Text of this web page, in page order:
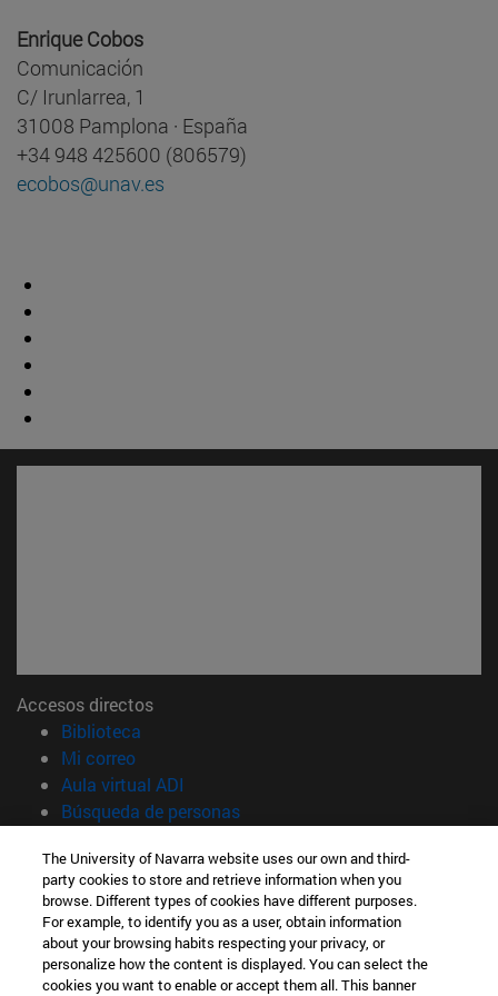
Enrique Cobos
Comunicación
C/ Irunlarrea, 1
31008 Pamplona · España
+34 948 425600 (806579)
ecobos@unav.es
Accesos directos
Biblioteca
Mi correo(abre en nueva ventana)
Aula virtual ADI
Búsqueda de personas(abre en nueva ventana)
Información
TFNO +34 948 42 56 00
¿QUÉ GRADO TE INTERESA?
¿QUÉ MÁSTER TE INTERESA?
© Universidad de Navarra
The University of Navarra website uses our own and third-
party cookies to store and retrieve information when you
browse. Different types of cookies have different purposes.
For example, to identify you as a user, obtain information
about your browsing habits respecting your privacy, or
personalize how the content is displayed. You can select the
cookies you want to enable or accept them all. This banner